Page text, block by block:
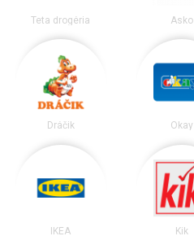
Teta drogéria Asko
Dráčik Okay
IKEA Kik